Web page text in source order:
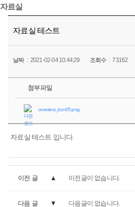
자료실
자료실 테스트
날짜 2021-02-04 10:44:29 조회수 73162
첨부파일
overview_icon05.png
자료실 테스트 입니다.
이전 글 이전글이 없습니다.
다음 글 다음글이 없습니다.